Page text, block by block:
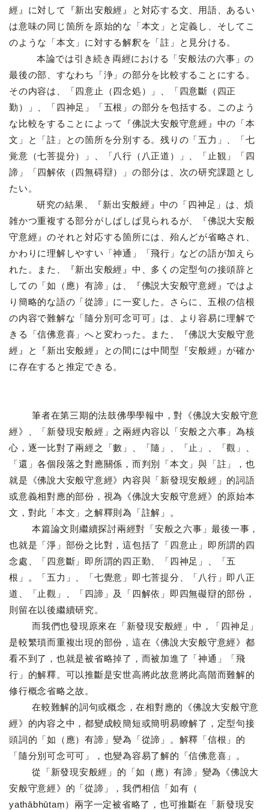
經』に対して『新出安般經』と対応する文、用語、あるい
は意味の同じ箇所を原始的な「本文」と定義し、そしてこ
のような「本文」に対する解釈を「註」と見分ける。
本論では引き続き両經における「安般法の六事」の
最後の部、すなわち「浄」の部分を比較することにする。
その内容は、「四意止（四念処）」、「四意斷（四正
勤）」、「四神足」「五根」の部分を包括する。このよう
な比較をすることによって『佛説大安般守意經』中の「本
文」と「註」との箇所を分別する。残りの「五力」、「七
覚意（七菩提分）」、「八行（八正道）」、「止観」「四
諦」「四解依（四無碍辯）」の部分は、次の研究課題とし
たい。
研究の結果、『新出安般經』中の「四神足」は、煩
雑かつ重複する部分がしばしば見られるが、『佛説大安般
守意經』のそれと対応する箇所には、殆んどが省略され、
かわりに理解しやすい「神通」「飛行」などの語が加えら
れた。また、『新出安般經』中、多くの定型句の接頭辞と
しての「如（應）有諦」は、『佛説大安般守意經』ではよ
り簡略的な語の「從諦」に一変した。さらに、五根の信根
の内容で難解な「隨分別可念可可」は、より容易に理解で
きる「信佛意喜」へと変わった。また、『佛説大安般守意
經』と『新出安般經』との間には中間型『安般經』が確か
に存在すると推定できる。
筆者在第三期的法鼓佛學學報中，對《佛說大安般守意
經》、「新發現安般經」之兩經內容以「安般之六事」為核
心，逐一比對了兩經之「數」、「隨」、「止」、「觀」、
「還」各個段落之對應關係，而判別「本文」與「註」，也
就是《佛說大安般守意經》內容與「新發現安般經」的詞語
或意義相對應的部份，視為《佛說大安般守意經》的原始本
文，對此「本文」之解釋則為「註解」。
本篇論文則繼續探討兩經對「安般之六事」最後一事，
也就是「淨」部份之比對，這包括了「四意止」即所謂的四
念處、「四意斷」即所謂的四正勤、「四神足」、「五
根」。「五力」、「七覺意」即七菩提分、「八行」即八正
道、「止觀」、「四諦」及「四解依」即四無礙辯的部份，
則留在以後繼續研究。
而我們也發現原來在「新發現安般經」中，「四神足」
是較繁瑣而重複出現的部份，這在《佛說大安般守意經》都
看不到了，也就是被省略掉了，而被加進了「神通」「飛
行」的解釋。可以推斷是安世高將此故意將此高階而難解的
修行概念省略之故。
在較難解的詞句或概念，在相對應的《佛說大安般守意
經》的內容之中，都變成較簡短或簡明易瞭解了，定型句接
頭詞的「如（應）有諦」變為「從諦」。解釋「信根」的
「隨分別可念可可」，也變為容易了解的「信佛意喜」。
從「新發現安般經」的「如（應）有諦」變為《佛說大
安般守意經》的「從諦」，我們相信「如有（
yathābhūtaṃ）兩字一定被省略了，也可推斷在「新發現安